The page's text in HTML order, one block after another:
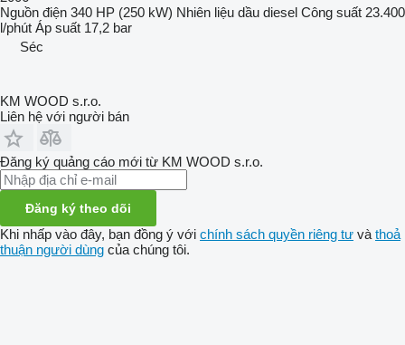
Nguồn điện 340 HP (250 kW) Nhiên liệu dầu diesel Công suất 23.400
l/phút Áp suất 17,2 bar
Séc
KM WOOD s.r.o.
Liên hệ với người bán
Đăng ký quảng cáo mới từ KM WOOD s.r.o.
Đăng ký theo dõi
Khi nhấp vào đây, bạn đồng ý với chính sách quyền riêng tư và thoả
thuận người dùng của chúng tôi.